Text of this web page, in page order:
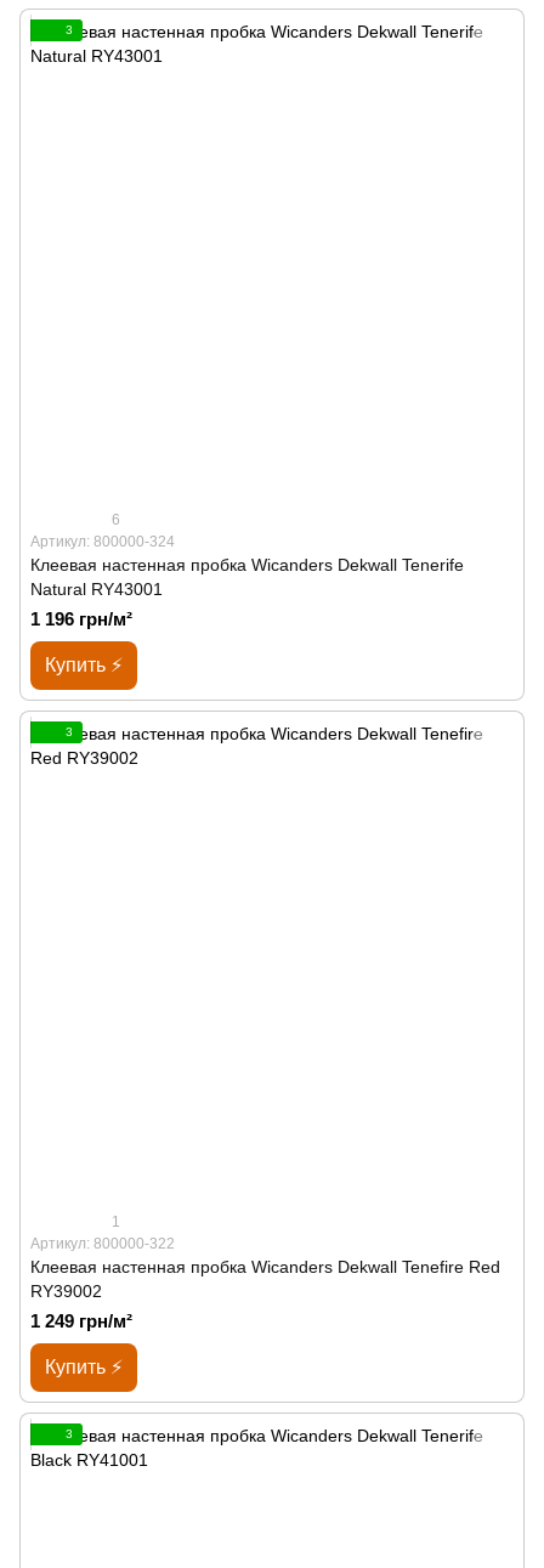
3
6
Артикул: 800000-324
Клеевая настенная пробка Wicanders Dekwall Tenerife
Natural RY43001
1 196 грн/м²
Купить ⚡
3
1
Артикул: 800000-322
Клеевая настенная пробка Wicanders Dekwall Tenefire Red
RY39002
1 249 грн/м²
Купить ⚡
3